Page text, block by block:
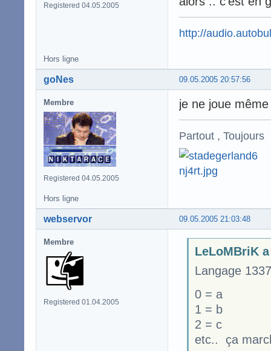
Registered 04.05.2005
http://
Hors ligne
09.05.2005 20:57:56
goNes
Membre
Registered 04.05.2005
je ne joue
Partout , Toujours
Hors ligne
09.05.2005 21:03:48
webservor
Membre
Registered 01.04.2005
LeLoMBriK
Langage
0 = a
1 = b
2 = c
etc.. ça